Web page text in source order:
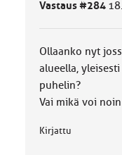
k
a
:
Vastaus #284
Ollaanko nyt
alueella,
puhelin?
Vai mikä voi
Kirjattu